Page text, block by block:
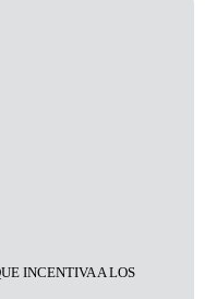
INCENTIVA A LOS